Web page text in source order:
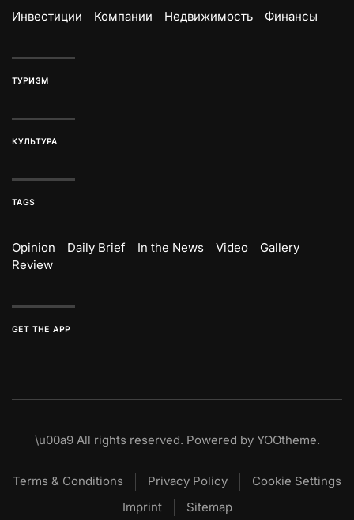
Инвестиции Компании Недвижимость Финансы
ТУРИЗМ
КУЛЬТУРА
TAGS
Opinion Daily Brief In the News Video
Gallery
Review
GET THE APP
\u00a9 All rights reserved. Powered by YOOtheme.
Terms & Conditions Privacy Policy
Cookie Settings
Imprint
Sitemap